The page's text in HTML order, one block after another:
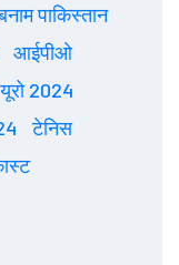
पाकिस्तान
आईपीओ
यूरो 2024
टेनिस